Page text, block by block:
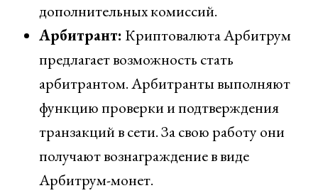
дополнительных комиссий.
Арбитрант: Криптовалюта Арбитрум
предлагает возможность стать
арбитрантом. Арбитранты выполняют
функцию проверки и подтверждения
транзакций в сети. За свою работу они
получают вознаграждение в виде
Арбитрум-монет.